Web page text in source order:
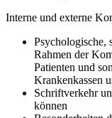
Interne und externe
Psychologische,
Rahmen der
Patienten und
Krankenkassen
Schriftverkehr
können